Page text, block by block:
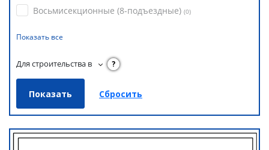
Восьмисекционные (8-подъездные) (0)
Показать все
Для строительства в ?